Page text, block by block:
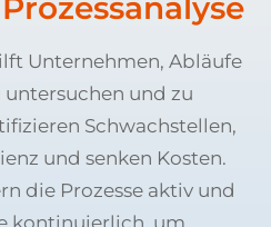
Prozessanalyse
Unternehmen, Abläufe
und zu
Schwachstellen,
und senken Kosten.
die Prozesse aktiv und
kontinuierlich, um